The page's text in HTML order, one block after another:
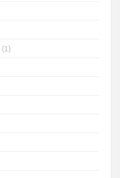
(1)